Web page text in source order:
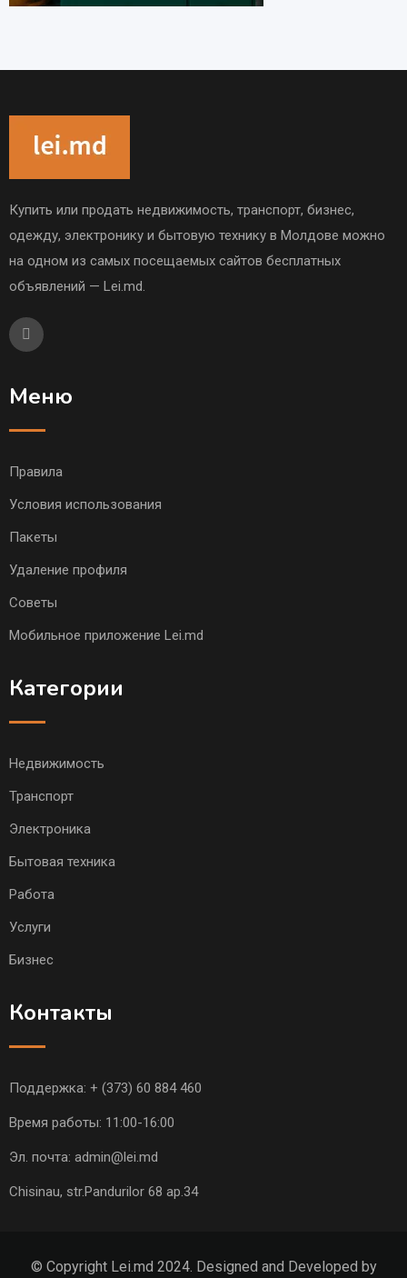
Купить или продать недвижимость, транспорт, бизнес,
одежду, электронику и бытовую технику в Молдове можно
на одном из самых посещаемых сайтов бесплатных
объявлений — Lei.md.
Меню
Правила
Условия использования
Пакеты
Удаление профиля
Советы
Мобильное приложение Lei.md
Категории
Недвижимость
Транспорт
Электроника
Бытовая техника
Работа
Услуги
Бизнес
Контакты
Поддержка: + (373) 60 884 460
Время работы: 11:00-16:00
Эл. почта: admin@lei.md
Chisinau, str.Pandurilor 68 ap.34
© Copyright Lei.md 2024. Designed and Developed by